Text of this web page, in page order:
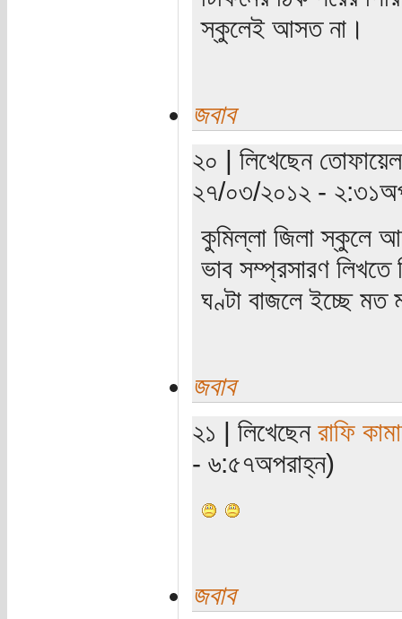
স্কুলেই আসত না।
জবাব
২০ | লিখেছেন তোফায়েল
২৭/০৩/২০১২ -
কুমিল্লা জিলা স্কুলে
ভাব সম্প্রসারণ
ঘণ্টা বাজলে ইচ্ছে মত
জবাব
২১ | লিখেছেন রাফি
- ৬:৫৭অপরাহ্ন)
জবাব